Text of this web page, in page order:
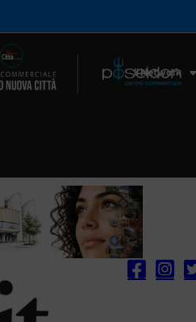
Il Network